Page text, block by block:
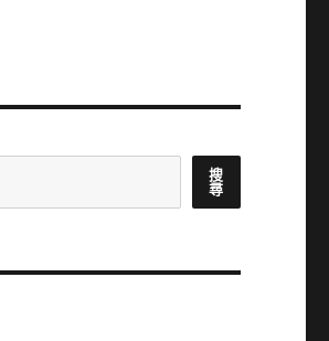
搜
尋